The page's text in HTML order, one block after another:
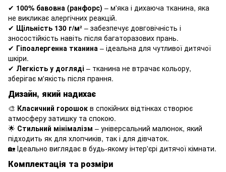
✔ 100% бавовна (ранфорс) – м'яка і дихаюча тканина, яка
не викликає алергічних реакцій.
✔ Щільність 130 г/м² – забезпечує довговічність і
зносостійкість навіть після багаторазових прань.
✔ Гіпоалергенна тканина – ідеальна для чутливої дитячої
шкіри.
✔ Легкість у догляді – тканина не втрачає кольору,
зберігає м'якість після прання.
Дизайн, який надихає
🎨 Класичний горошок в спокійних відтінках створює
атмосферу затишку та спокою.
🌟 Стильний мінімалізм – універсальний малюнок, який
підходить як для хлопчиків, так і для дівчаток.
🏡 Ідеально виглядає в будь-якому інтер'єрі дитячої кімнати.
Комплектація та розміри